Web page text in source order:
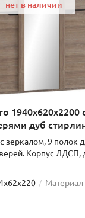
нет в наличии
1940x620x2200
дуб
зеркалом, 9 полок
Корпус ЛДСП,
Материал